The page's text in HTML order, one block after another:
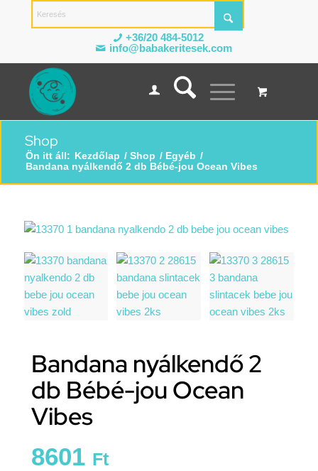
+36/20 484-5012
info@babakeritesek.com
Shop
Ön itt áll: Kezdőlap / Shop / Egyéb /
Bandana nyálkendő 2 db Bébé-jou Ocean Vibes
Bandana nyálkendő 2
db Bébé-jou Ocean
Vibes
8601 Ft